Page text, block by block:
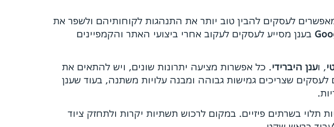
לעסקים להבין טוב יותר את התנהגות לקוחותיהם ולשפר את
בענן מסייע לעסקים לעקוב אחרי ביצועי האתר והקמפיינים
, וענן היברידי. כל אפשרות מציעה יתרונות שונים, ויש להתאים את
שצריכים גמישות גבוהה ומבנה עלויות משתנה, בעוד שענן
תלוי בשרתים פיזיים. במקום לרכוש תשתיות יקרות ולתחזק ציוד